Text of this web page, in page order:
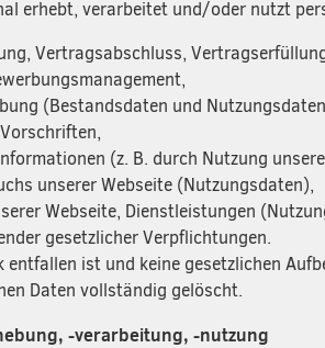
erhebt, verarbeitet und/oder nutzt
Vertragsabschluss,
(Bestandsdaten und
(z. B. durch Nutzung
unserer Webseite (Nutzungsdaten),
Webseite, Dienstleistungen
gesetzlicher Verpflichtungen.
entfallen ist und keine gesetzlichen
Daten vollständig gelöscht.
-verarbeitung, -nutzung